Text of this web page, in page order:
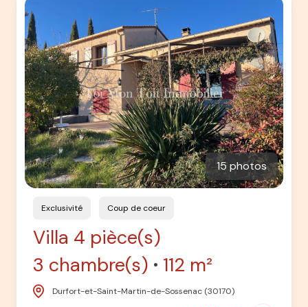
15 photos
Exclusivité Coup de coeur
Villa 4 pièce(s)
3 chambre(s)
112 m²
Durfort-et-Saint-Martin-de-Sossenac (30170)